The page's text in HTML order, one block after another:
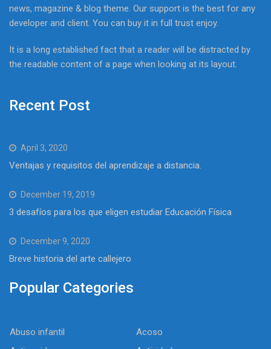
news, magazine & blog theme. Our support is the best for any
developer and client. You can buy it in full trust enjoy.
It is a long established fact that a reader will be distracted by
the readable content of a page when looking at its layout.
Recent Post
April 3, 2020
Ventajas y requisitos del aprendizaje a distancia.
December 19, 2019
3 desafíos para los que eligen estudiar Educación Física
December 9, 2020
Breve historia del arte callejero
Popular Categories
Abuso infantil
Acoso